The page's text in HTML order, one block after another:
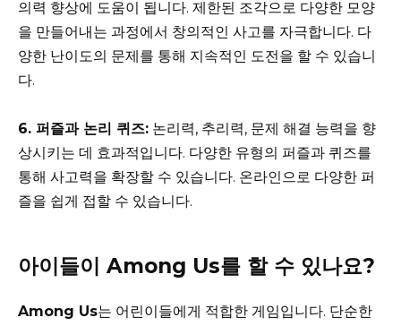
의력 향상에 도움이 됩니다. 제한된 조각으로 다양한 모양
을 만들어내는 과정에서 창의적인 사고를 자극합니다. 다
양한 난이도의 문제를 통해 지속적인 도전을 할 수 있습니
다.
6. 퍼즐과 논리 퀴즈: 논리력, 추리력, 문제 해결 능력을 향
상시키는 데 효과적입니다. 다양한 유형의 퍼즐과 퀴즈를
통해 사고력을 확장할 수 있습니다. 온라인으로 다양한 퍼
즐을 쉽게 접할 수 있습니다.
아이들이 Among Us를 할 수 있나요?
Among Us는 어린이들에게 적합한 게임입니다. 단순한